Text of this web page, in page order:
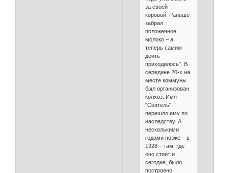
за своей
коровой. Раньше
забрал
положенное
молоко – а
теперь самим
доить
приходилось". В
середине 20-х на
месте коммуны
был организован
колхоз. Имя
"Сеятель"
перешло ему по
наследству. А
несколькими
годами позже – в
1928 – там, где
оно стоит и
сегодня, было
построено